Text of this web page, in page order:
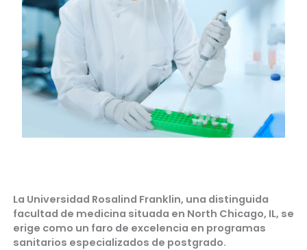
La Universidad Rosalind Franklin, una distinguida
facultad de medicina situada en North Chicago, IL, se
erige como un faro de excelencia en programas
sanitarios especializados de postgrado.